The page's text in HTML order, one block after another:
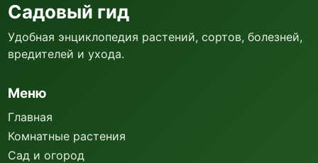
Садовый гид
Удобная энциклопедия растений, сортов, болезней,
вредителей и ухода.
Меню
Главная
Комнатные растения
Сад и огород